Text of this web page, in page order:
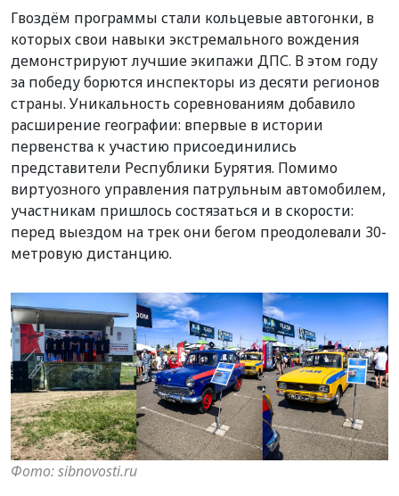
Гвоздём программы стали кольцевые автогонки, в
которых свои навыки экстремального вождения
демонстрируют лучшие экипажи ДПС. В этом году
за победу борются инспекторы из десяти регионов
страны. Уникальность соревнованиям добавило
расширение географии: впервые в истории
первенства к участию присоединились
представители Республики Бурятия. Помимо
виртуозного управления патрульным автомобилем,
участникам пришлось состязаться и в скорости:
перед выездом на трек они бегом преодолевали 30-
метровую дистанцию.
Фото: sibnovosti.ru